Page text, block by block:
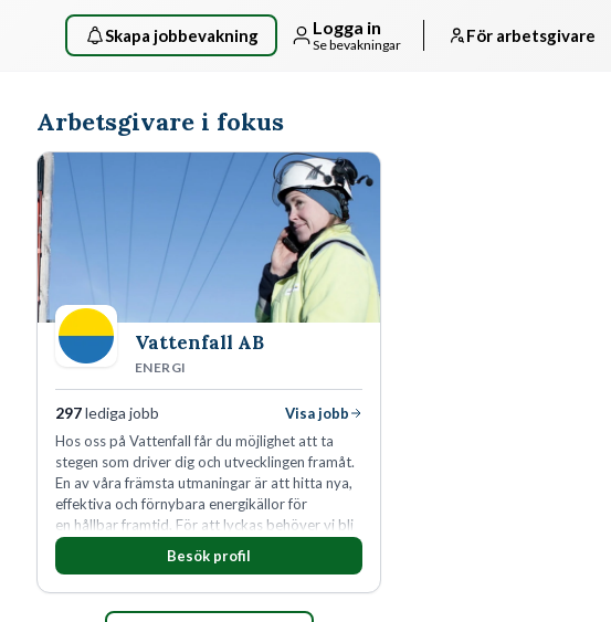
Skapa jobbevakning Logga in
Se bevakningar För arbetsgivare
Arbetsgivare i fokus
Vattenfall AB
ENERGI
297lediga jobb
Visa jobb
Hos oss på Vattenfall får du möjlighet att ta
stegen som driver dig och utvecklingen framåt.
En av våra främsta utmaningar är att hitta nya,
effektiva och förnybara energikällor för
en hållbar framtid. För att lyckas behöver vi bli
fler medarbetare som vill göra skillnad.
Besök profil